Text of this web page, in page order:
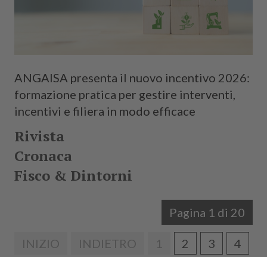
ANGAISA presenta il nuovo incentivo 2026:
formazione pratica per gestire interventi,
incentivi e filiera in modo efficace
Rivista
Cronaca
Fisco & Dintorni
Pagina 1 di 20
INIZIO INDIETRO 1 2 3
4